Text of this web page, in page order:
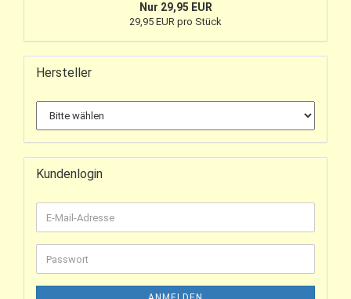
Nur 29,95 EUR
29,95 EUR pro Stück
Hersteller
Kundenlogin